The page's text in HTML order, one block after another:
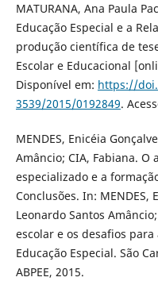
MATURANA, Ana Paula
Educação Especial e a
produção científica de
Escolar e Educacional
Disponível em: https://
3539/2015/0192849.
MENDES, Enicéia
Amâncio; CIA, Fabiana.
especializado e a
Conclusões. In: MENDES,
Leonardo Santos
escolar e os desafios
Educação Especial. São
ABPEE, 2015.